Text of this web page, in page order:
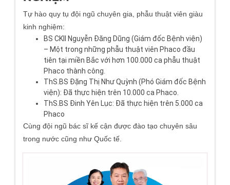
Tự hào quy tụ đội ngũ chuyên gia, phẫu thuật viên giàu
kinh nghiệm:
BS CKII Nguyễn Đăng Dũng (Giám đốc Bệnh viện)
– Một trong những phẫu thuật viên Phaco đầu
tiên tại miền Bắc với hơn 100.000 ca phẫu thuật
Phaco thành công.
ThS.BS Đặng Thị Như Quỳnh (Phó Giám đốc Bệnh
viện): Đã thực hiện trên 10.000 ca Phaco.
ThS.BS Đinh Yên Lục: Đã thực hiện trên 5.000 ca
Phaco
Cùng đội ngũ bác sĩ kế cận được đào tạo chuyên sâu
trong nước cũng như Quốc tế.